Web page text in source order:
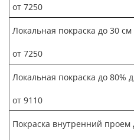
от 7250
Локальная покраска до 30
от 7250
Локальная покраска до 80%
от 9110
Покраска внутренний проем